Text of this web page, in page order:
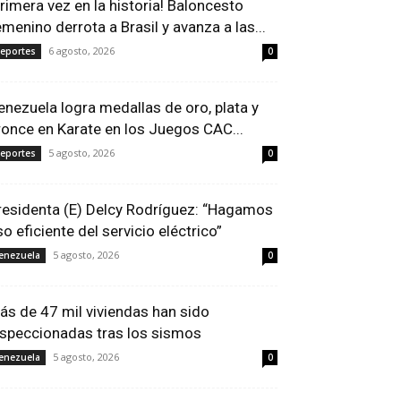
vez en la historia! Baloncesto
derrota a Brasil y avanza a las...
6 agosto, 2026 0
logra medallas de oro, plata y
en Karate en los Juegos CAC...
5 agosto, 2026 0
(E) Delcy Rodríguez: “Hagamos
eficiente del servicio eléctrico”
5 agosto, 2026 0
de 47 mil viviendas han sido
tras los sismos
5 agosto, 2026 0